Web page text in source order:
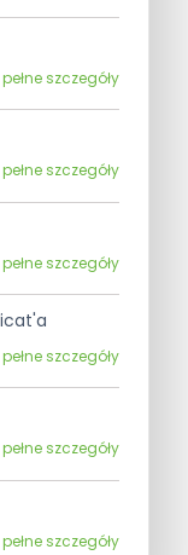
szczegóły
szczegóły
szczegóły
szczegóły
szczegóły
szczegóły